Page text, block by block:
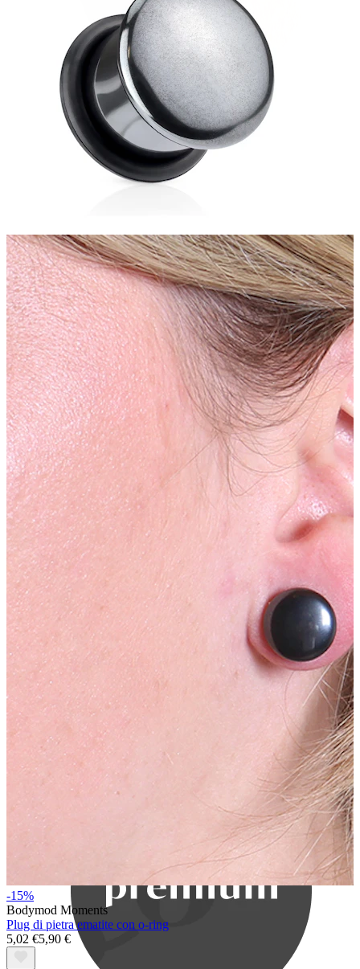
Stretching
Gioielli in oro 14K
Compra titanio
Nuovi arrivi
Compra 4, paga 3 Compra Bodymod Moments
Brands
Brands
Bodymod Care
-15%
Bodymod Moments
Plug di pietra ematite con o-ring
5,02 €5,90 €